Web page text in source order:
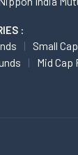
:
Small
Mid Cap